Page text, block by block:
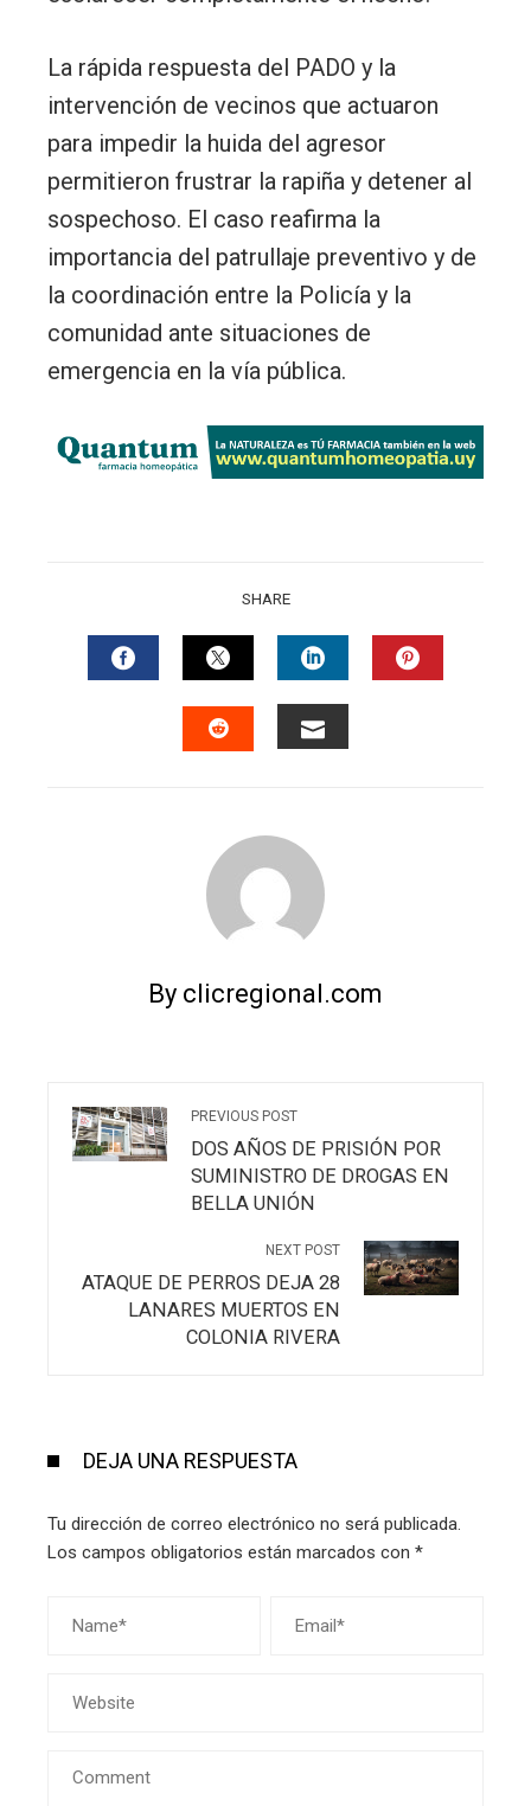
La rápida respuesta del PADO y la
intervención de vecinos que actuaron
para impedir la huida del agresor
permitieron frustrar la rapiña y detener al
sospechoso. El caso reafirma la
importancia del patrullaje preventivo y de
la coordinación entre la Policía y la
comunidad ante situaciones de
emergencia en la vía pública.
SHARE
FACEBOOKTWITTERLINKEDIN
By clicregional.com
PREVIOUS POST
DOS AÑOS DE PRISIÓN POR
SUMINISTRO DE DROGAS EN
BELLA UNIÓN
NEXT POST
ATAQUE DE PERROS DEJA 28
LANARES MUERTOS EN
COLONIA RIVERA
DEJA UNA RESPUESTA
Tu dirección de correo electrónico no será publicada.
Los campos obligatorios están marcados con *